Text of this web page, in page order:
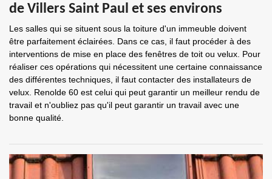
de Villers Saint Paul et ses environs
Les salles qui se situent sous la toiture d'un immeuble doivent
être parfaitement éclairées. Dans ce cas, il faut procéder à des
interventions de mise en place des fenêtres de toit ou velux. Pour
réaliser ces opérations qui nécessitent une certaine connaissance
des différentes techniques, il faut contacter des installateurs de
velux. Renolde 60 est celui qui peut garantir un meilleur rendu de
travail et n'oubliez pas qu'il peut garantir un travail avec une
bonne qualité.